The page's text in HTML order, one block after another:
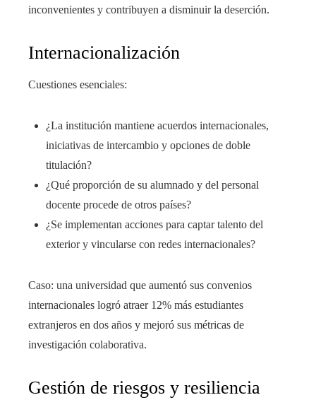
inconvenientes y contribuyen a disminuir la deserción.
Internacionalización
Cuestiones esenciales:
¿La institución mantiene acuerdos internacionales,
iniciativas de intercambio y opciones de doble
titulación?
¿Qué proporción de su alumnado y del personal
docente procede de otros países?
¿Se implementan acciones para captar talento del
exterior y vincularse con redes internacionales?
Caso: una universidad que aumentó sus convenios
internacionales logró atraer 12% más estudiantes
extranjeros en dos años y mejoró sus métricas de
investigación colaborativa.
Gestión de riesgos y resiliencia